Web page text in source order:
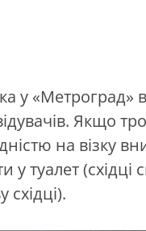
у «Метроград»
Якщо
на візку
туалет (східці
східці).